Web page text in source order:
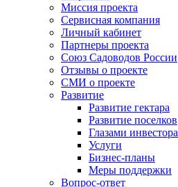
Миссия проекта
Сервисная компания
Личный кабинет
Партнеры проекта
Союз Садоводов России
Отзывы о проекте
СМИ о проекте
Развитие
Развитие гектара
Развитие поселков
Глазами инвестора
Услуги
Бизнес-планы
Меры поддержки
Вопрос-ответ